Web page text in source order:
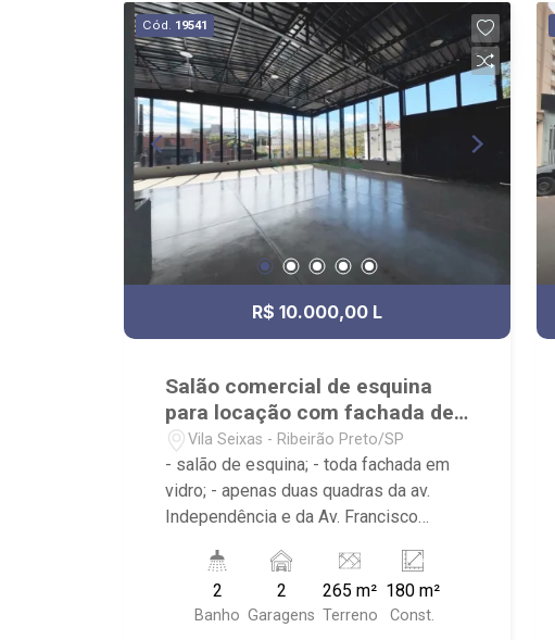
Cód. 19541
R$ 10.000,00 L
Salão comercial de esquina
para locação com fachada de
vidroVila Seixas - Ribeirão Preto/SP
- salão de esquina; - toda fachada em
vidro; - apenas duas quadras da av.
Independência e da Av. Francisco
salão principal.
2
Banho
2
Garagens
265 m²
Terreno
180 m²
Const.